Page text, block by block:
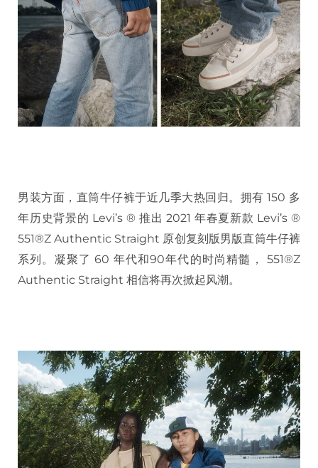
男装方面，直筒牛仔裤于近几季大热回归。拥有 150 多
年历史背景的 Levi’s ® 推出 2021 年春夏新款 Levi’s ®
551®Z Authentic Straight 原创复刻版男版直筒牛仔裤
系列。凝聚了 60 年代和90年代的时尚精髓， 551®Z
Authentic Straight 相信将再次掀起风潮。